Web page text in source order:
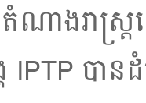
ណាងរាស្
បានដំ